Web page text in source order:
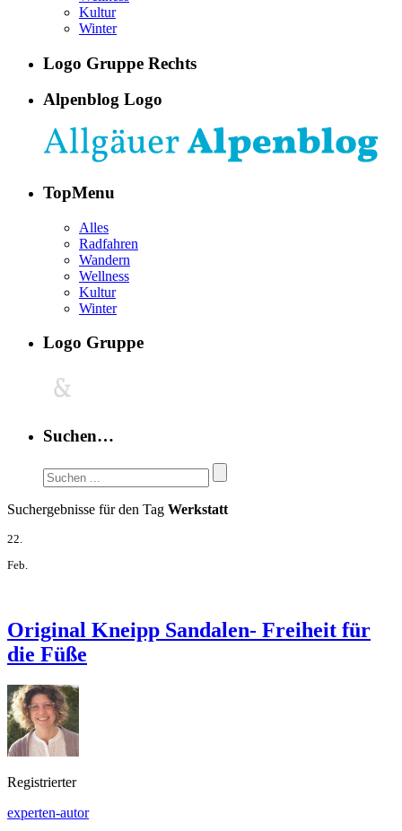
Kultur
Winter
Logo Gruppe Rechts
Alpenblog Logo
TopMenu
Alles
Radfahren
Wandern
Wellness
Kultur
Winter
Logo Gruppe
Suchen…
Suchergebnisse für den Tag Werkstatt
22.
Feb.
Original Kneipp Sandalen- Freiheit für
die Füße
Registrierter
experten-autor